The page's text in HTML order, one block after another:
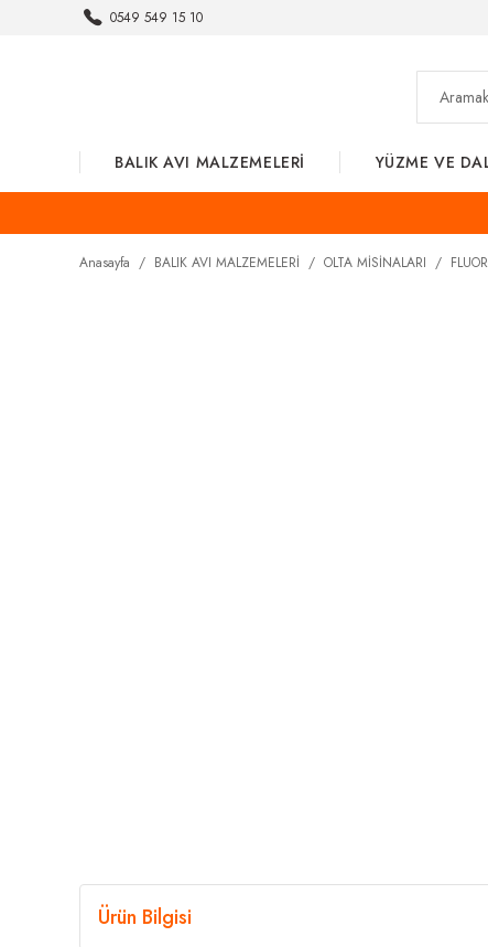
0549 549 15 10
BALIK AVI MALZEMELERİ YÜZME VE
Anasayfa BALIK AVI MALZEMELERİ OLTA MİSİNALARI
Ürün Bilgisi